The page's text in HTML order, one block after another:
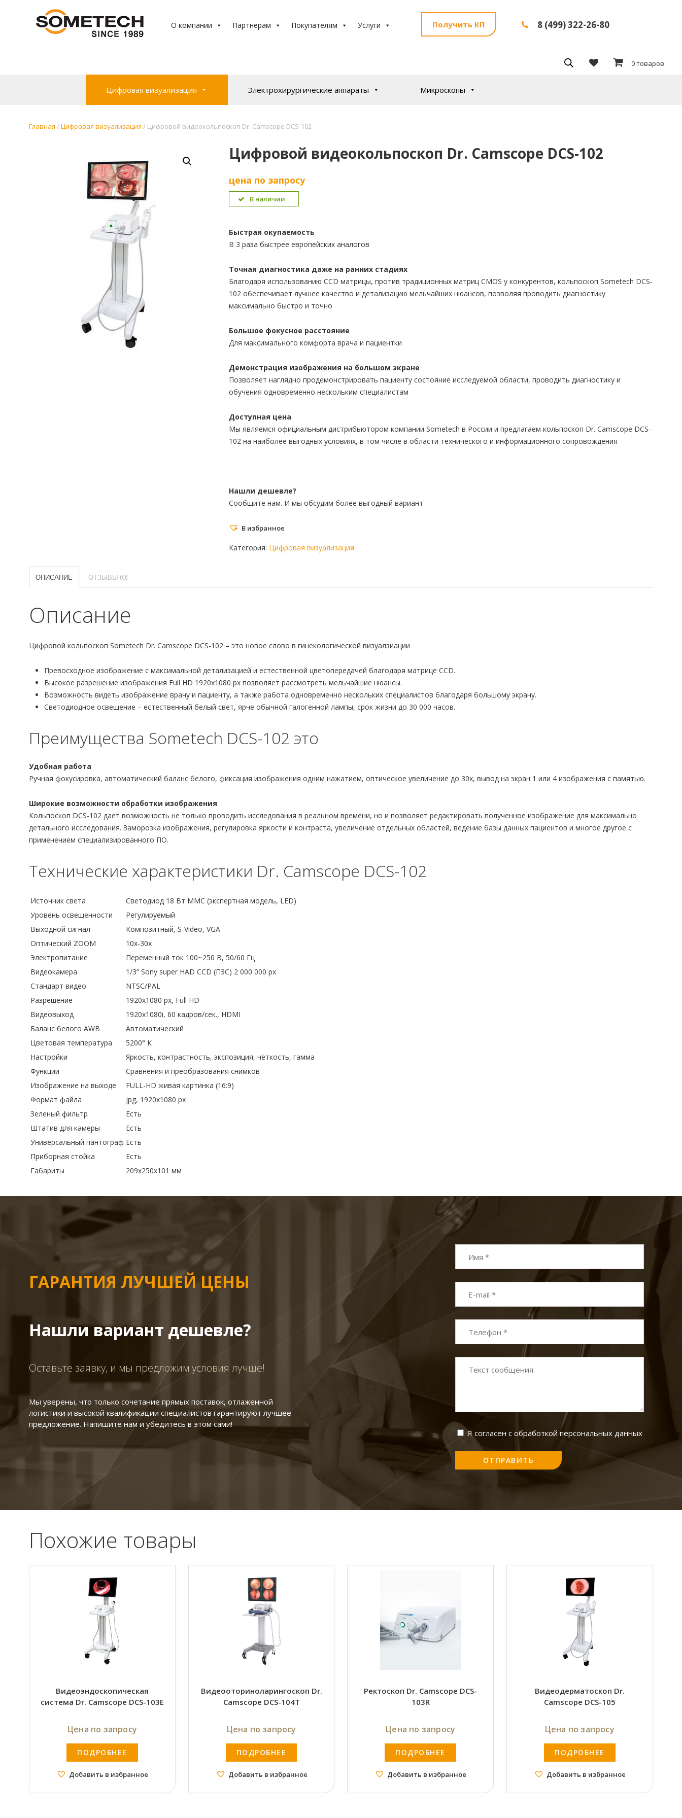
О компании Партнерам Покупателям Услуги Получить КП 8 (499) 322-26-80
0 товаров
Цифровая визуализация Электрохирургические аппараты Микроскопы
Главная /Цифровая визуализация / Цифровой видеокольпоскоп Dr. Camscope DCS-102
Цифровой видеокольпоскоп Dr. Camscope DCS-102
цена по запросу
В наличии
Быстрая окупаемость
В 3 раза быстрее европейских аналогов
Точная диагностика даже на ранних стадиях
Благодаря использованию CCD матрицы, против традиционных матриц CMOS у конкурентов, кольпоскоп Sometech DCS-
102 обеспечивает лучшее качество и детализацию мельчайших нюансов, позволяя проводить диагностику
максимально быстро и точно
Большое фокусное расстояние
Для максимального комфорта врача и пациентки
Демонстрация изображения на большом экране
Позволяет наглядно продемонстрировать пациенту состояние исследуемой области, проводить диагностику и
обучения одновременно нескольким специалистам
Доступная цена
Мы являемся официальным дистрибьютором компании Sometech в России и предлагаем кольпоскоп Dr. Camscope DCS-
102 на наиболее выгодных условиях, в том числе в области технического и информационного сопровождения
Нашли дешевле?
Сообщите нам. И мы обсудим более выгодный вариант
В избранное
Категория: Цифровая визуализация
ОПИСАНИЕ ОТЗЫВЫ (0)
Описание
Цифровой кольпоскоп Sometech Dr. Camscope DCS-102 – это новое слово в гинекологической визуалзиации
Превосходное изображение с максимальной детализацией и естественной цветопередачей благодаря матрице CCD.
Высокое разрешение изображения Full HD 1920х1080 px позволяет рассмотреть мельчайшие нюансы.
Возможность видеть изображение врачу и пациенту, а также работа одновременно нескольких специалистов благодаря большому экрану.
Светодиодное освещение – естественный белый свет, ярче обычной галогенной лампы, срок жизни до 30 000 часов.
Преимущества Sometech DCS-102 это
Удобная работа
Ручная фокусировка, автоматический баланс белого, фиксация изображения одним нажатием, оптическое увеличение до 30х, вывод на экран 1 или 4 изображения с памятью.
Широкие возможности обработки изображения
Кольпоскоп DCS-102 дает возможность не только проводить исследования в реальном времени, но и позволяет редактировать полученное изображение для максимально
детального исследования. Заморозка изображения, регулировка яркости и контраста, увеличение отдельных областей, ведение базы данных пациентов и многое другое с
применением специализированного ПО.
Технические характеристики Dr. Camscope DCS-102
Источник света
Светодиод 18 Вт ММС (экспертная модель, LED)
Уровень освещенности
Регулируемый
Выходной сигнал
Композитный, S-Video, VGA
Оптический ZOOM
10x-30x
Электропитание
Переменный ток 100~250 В, 50/60 Гц
Видеокамера
1/3” Sony super HAD CCD (ПЗС) 2 000 000 px
Стандарт видео
NTSC/PAL
Разрешение
1920х1080 px, Full HD
Видеовыход
1920х1080i, 60 кадров/сек., HDMI
Баланс белого AWB
Автоматический
Цветовая температура
5200° К
Настройки
Яркость, контрастность, экспозиция, чёткость, гамма
Функции
Сравнения и преобразования снимков
Изображение на выходе
FULL-HD живая картинка (16:9)
Формат файла
jpg, 1920х1080 px
Зеленый фильтр
Есть
Штатив для камеры
Есть
Универсальный пантограф Есть
Приборная стойка
Есть
Габариты
209х250х101 мм
ГАРАНТИЯ ЛУЧШЕЙ ЦЕНЫ
Нашли вариант дешевле?
Оставьте заявку, и мы предложим условия лучше!
Мы уверены, что только сочетание прямых поставок, отлаженной
логистики и высокой квалификации специалистов гарантируют лучшее
предложение. Напишите нам и убедитесь в этом сами!
Я согласен с обработкой персональных данных
Похожие товары
Видеоэндоскопическая
система Dr. Camscope DCS-103E
Цена по запросу
ПОДРОБНЕЕ
Добавить в избранное
Видеооториноларингоскоп Dr.
Camscope DCS-104T
Цена по запросу
ПОДРОБНЕЕ
Добавить в избранное
Ректоскоп Dr. Camscope DCS-
103R
Цена по запросу
ПОДРОБНЕЕ
Добавить в избранное
Видеодерматоскоп Dr.
Camscope DCS-105
Цена по запросу
ПОДРОБНЕЕ
Добавить в избранное